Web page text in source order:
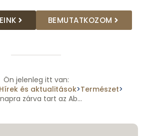
BEMUTATKOZOM
Ön jelenleg itt van:
Hírek és aktualitások>Természet>
Egy napra zárva tart az Abaligeti-barlang